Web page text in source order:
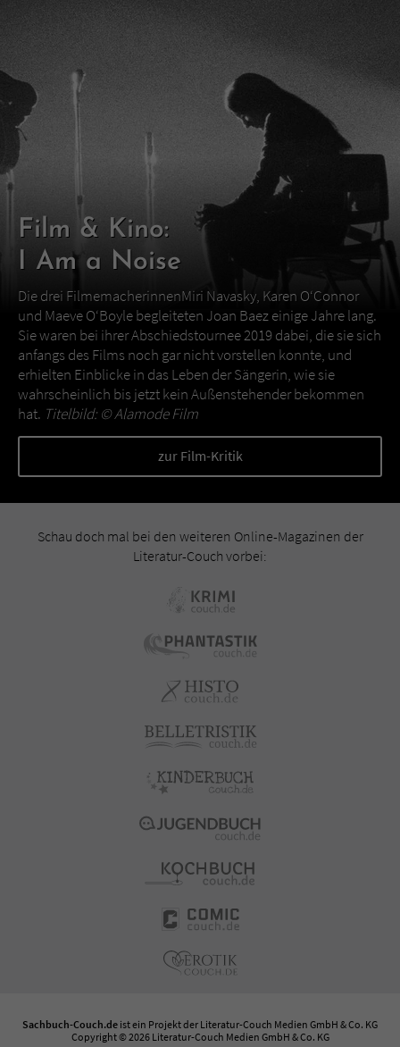
Film & Kino:
I Am a Noise
Die drei FilmemacherinnenMiri Navasky, Karen O‘Connor
und Maeve O‘Boyle begleiteten Joan Baez einige Jahre lang.
Sie waren bei ihrer Abschiedstournee 2019 dabei, die sie sich
anfangs des Films noch gar nicht vorstellen konnte, und
erhielten Einblicke in das Leben der Sängerin, wie sie
wahrscheinlich bis jetzt kein Außenstehender bekommen
hat. Titelbild: ©Alamode Film
zur Film-Kritik
Schau doch mal bei den weiteren Online-Magazinen der
Literatur-Couch vorbei:
Sachbuch-Couch.de ist ein Projekt der Literatur-Couch Medien GmbH & Co. KG
Copyright © 2026 Literatur-Couch Medien GmbH & Co. KG